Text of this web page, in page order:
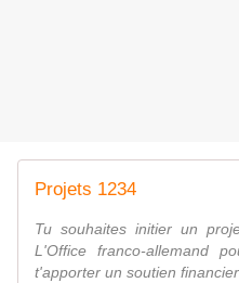
Projets 1234
Tu souhaites initier un
L'Office franco-allemand
t'apporter un soutien